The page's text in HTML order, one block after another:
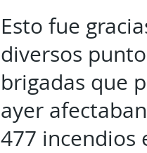
Esto fue
diversos
brigadas que
ayer
477 incendios